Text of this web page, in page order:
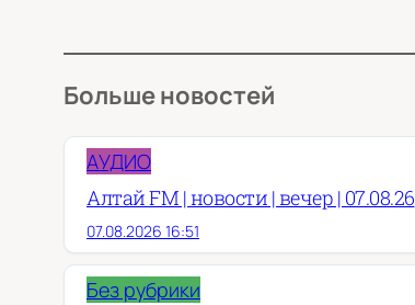
Больше новостей
АУДИО
Алтай FM | новости | вечер | 07.08.26
07.08.2026 16:51
Без рубрики